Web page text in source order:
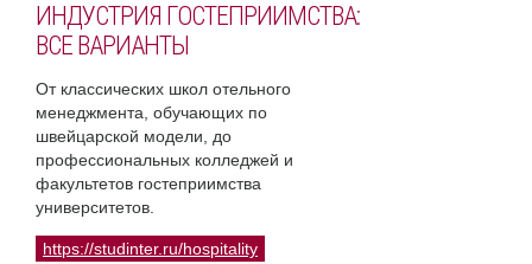
ИНДУСТРИЯ ГОСТЕПРИИМСТВА:
ВСЕ ВАРИАНТЫ
От классических школ отельного
менеджмента, обучающих по
швейцарской модели, до
профессиональных колледжей и
факультетов гостеприимства
университетов.
https://studinter.ru/hospitality